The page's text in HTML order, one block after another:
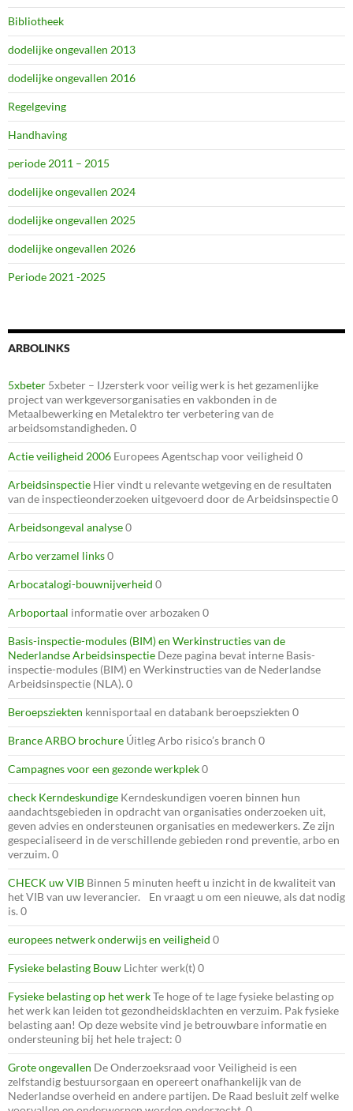
Bibliotheek
dodelijke ongevallen 2013
dodelijke ongevallen 2016
Regelgeving
Handhaving
periode 2011 – 2015
dodelijke ongevallen 2024
dodelijke ongevallen 2025
dodelijke ongevallen 2026
Periode 2021 -2025
ARBOLINKS
5xbeter 5xbeter – IJzersterk voor veilig werk is het gezamenlijke
project van werkgeversorganisaties en vakbonden in de
Metaalbewerking en Metalektro ter verbetering van de
arbeidsomstandigheden. 0
Actie veiligheid 2006 Europees Agentschap voor veiligheid 0
Arbeidsinspectie Hier vindt u relevante wetgeving en de resultaten
van de inspectieonderzoeken uitgevoerd door de Arbeidsinspectie 0
Arbeidsongeval analyse0
Arbo verzamel links0
Arbocatalogi-bouwnijverheid 0
Arboportaal informatie over arbozaken 0
Basis-inspectie-modules (BIM) en Werkinstructies van de
Nederlandse Arbeidsinspectie Deze pagina bevat interne Basis-
inspectie-modules (BIM) en Werkinstructies van de Nederlandse
Arbeidsinspectie (NLA). 0
Beroepsziekten kennisportaal en databank beroepsziekten 0
Brance ARBO brochure Úitleg Arbo risico’s branch 0
Campagnes voor een gezonde werkplek0
check Kerndeskundige Kerndeskundigen voeren binnen hun
aandachtsgebieden in opdracht van organisaties onderzoeken uit,
geven advies en ondersteunen organisaties en medewerkers. Ze zijn
gespecialiseerd in de verschillende gebieden rond preventie, arbo en
verzuim. 0
CHECK uw VIB Binnen 5 minuten heeft u inzicht in de kwaliteit van
het VIB van uw leverancier. En vraagt u om een nieuwe, als dat nodig
is. 0
europees netwerk onderwijs en veiligheid 0
Fysieke belasting Bouw Lichter werk(t) 0
Fysieke belasting op het werkTe hoge of te lage fysieke belasting op
het werk kan leiden tot gezondheidsklachten en verzuim. Pak fysieke
belasting aan! Op deze website vind je betrouwbare informatie en
ondersteuning bij het hele traject: 0
Grote ongevallen De Onderzoeksraad voor Veiligheid is een
zelfstandig bestuursorgaan en opereert onafhankelijk van de
Nederlandse overheid en andere partijen. De Raad besluit zelf welke